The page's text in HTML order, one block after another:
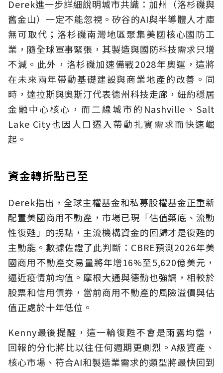
Derek進一步詳細說明城市共識：加州（洛杉磯與
舊金山）一定不能忽視。矽谷的AI與半導體人才庫
無可取代；洛杉磯南灣地區聚集美國核心國防工
業，隨全球軍事緊張，其製造與國防科技需求只增
不減。此外，洛杉磯加速備戰2028年奧運，這將
在未來兩年帶動基礎建設與商業地產的改善。同
時，達拉斯與奧斯汀代表德州科技走廊，紐約穩居
金融中心核心，而二線城市的Nashville、Salt
Lake City也因人口遷入帶動扎實需求而快速崛
起。
資金轉折點已至
Derek指出，全球主權基金和私募股權基金正重新
配置美國商用不動產，市場已現「估值築底、流動
性復甦」的拐點，主流機構資金的回歸才是復甦的
主動能。數據佐證了此判斷：CBRE預測2026年美
國商用不動產交易量將年增16%至5,620億美元，
逼近疫情前均值。摩根大通與德勤也強調，相較於
股票和信用債券，當前商用不動產的風險溢價與估
值正處於十年低位。
Kenny最後提醒，這一輪復甦不會是雨露均霑，
回報的分化將比以往任何週期更劇烈。A級資產、
核心市場、符合AI和製造業需求的類型將最快回到